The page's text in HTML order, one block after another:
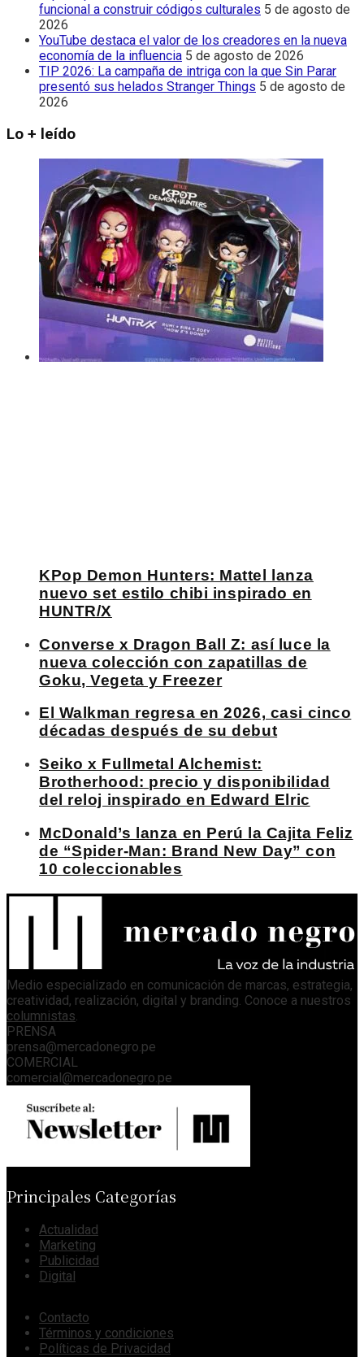
funcional a construir códigos culturales 5 de agosto de
2026
YouTube destaca el valor de los creadores en la nueva
economía de la influencia 5 de agosto de 2026
TIP 2026: La campaña de intriga con la que Sin Parar
presentó sus helados Stranger Things 5 de agosto de
2026
Lo + leído
KPop Demon Hunters: Mattel lanza
nuevo set estilo chibi inspirado en
HUNTR/X
Converse x Dragon Ball Z: así luce la
nueva colección con zapatillas de
Goku, Vegeta y Freezer
El Walkman regresa en 2026, casi cinco
décadas después de su debut
Seiko x Fullmetal Alchemist:
Brotherhood: precio y disponibilidad
del reloj inspirado en Edward Elric
McDonald’s lanza en Perú la Cajita Feliz
de “Spider-Man: Brand New Day” con
10 coleccionables
Medio especializado en comunicación de marcas, estrategia,
creatividad, realización, digital y branding. Conoce a nuestros
columnistas
PRENSA
prensa@mercadonegro.pe
COMERCIAL
comercial@mercadonegro.pe
Principales Categorías
Actualidad
Marketing
Publicidad
Digital
Contacto
Términos y condiciones
Políticas de Privacidad